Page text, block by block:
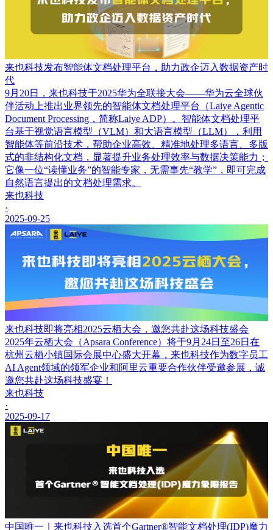
来也科技发布智能体文档处理平台，助力政企迈入数据资产时
代
9月20日，来也科技于2025华为全联接大会——华为云全球伙
伴活动上推出业界领先的智能体文档处理平台（Laiye Agentic
Document Processing，简称Laiye ADP）。智能体文档处理平
台基于视觉语言模型（VLM）和大语言模型（LLM），利用
智能体等前沿技术，帮助企业高效、精准地处理多语言、多版
式的非结构化文档，显著提升业务处理效率与数据决策能力；
它像一位“读懂业务”的智能专家，无需事先“教学”，即可完成
自然语言提出的文档处理需求。
来也科技
·
2025-09-25
来也科技即将亮相2025云栖大会，邀您共赴这场科技盛会
2025年云栖大会（Apsara Conference）将于9月24日至26日在
杭州云栖小镇国际会展中心盛大开幕，来也科技作为数字员工
AI Agent领域的领军企业和阿里云重要合作伙伴受邀参展，诚
邀您共赴这场科技盛宴！
来也科技
·
2025-09-17
中国唯一｜来也科技入选首个Gartner®智能文档处理(IDP)魔力